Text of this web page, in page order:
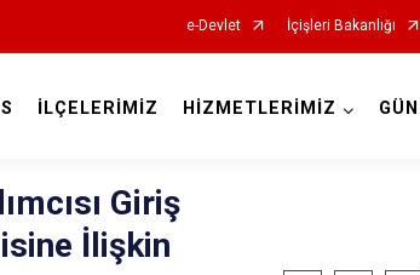
e-Devlet İçişleri Bakanlığı
İLÇELERİMİZ HİZMETLERİMİZ
Giriş
İlişkin